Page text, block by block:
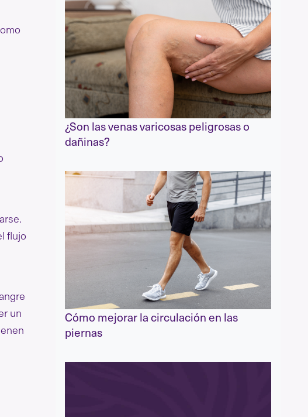
flujo
un
¿Son las venas varicosas peligrosas o
dañinas?
Cómo mejorar la circulación en las
piernas